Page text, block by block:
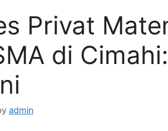
Privat
di
admin